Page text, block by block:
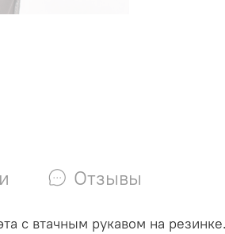
Отзывы
с втачным рукавом на